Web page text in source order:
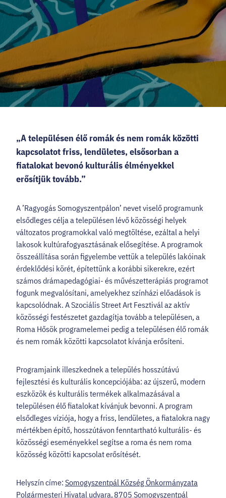
KARRIER
FacebookInstagramYouTube Twitter
„A településen élő romák és nem romák közötti
kapcsolatot friss, lendületes, elsősorban a
fiatalokat bevonó kulturális élményekkel
erősítjük tovább.”
A ’Ragyogás Somogyszentpálon’ nevet viselő programunk
elsődleges célja a településen lévő közösségi helyek
változatos programokkal való megtöltése, ezáltal a helyi
lakosok kultúrafogyasztásának elősegítése. A programok
összeállítása során figyelembe vettük a település lakóinak
érdeklődési körét, építettünk a korábbi sikerekre, ezért
számos drámapedagógiai- és művészetterápiás programot
fogunk megvalósítani, amelyekhez színházi előadások is
kapcsolódnak. A Szociális Street Art Fesztivál az aktív
közösségi festészetet gazdagítja tovább a településen, a
Roma Hősök programelemei pedig a településen élő romák
és nem romák közötti kapcsolatot kívánja erősíteni.
Programjaink illeszkednek a település hosszútávú
fejlesztési és kulturális koncepciójába: az újszerű, modern
eszközök és kulturális termékek alkalmazásával a
településen élő fiatalokat kívánjuk bevonni. A program
elsődleges víziója, hogy a friss, lendületes, a fiatalokra nagy
mértékben építő, hosszútávon fenntartható kulturális- és
közösségi eseményekkel segítse a roma és nem roma
közösség közötti kapcsolat erősítését.
Helyszín címe: Somogyszentpál Község Önkormányzata
Polgármesteri Hivatal udvara, 8705 Somogyszentpál